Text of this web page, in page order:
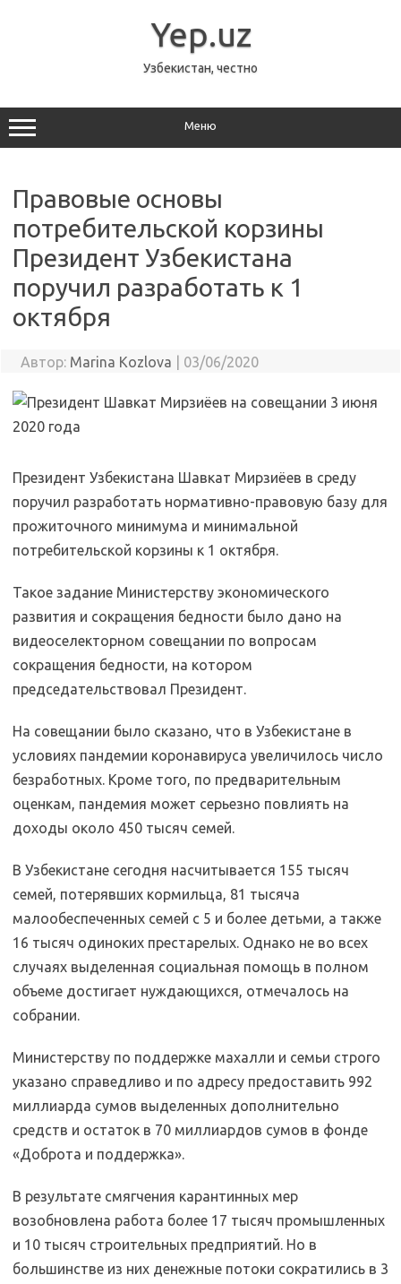
Yep.uz
Узбекистан, честно
Меню
Правовые основы
потребительской корзины
Президент Узбекистана
поручил разработать к 1
октября
Автор: Marina Kozlova 03/06/2020
Президент Узбекистана Шавкат Мирзиёев в среду
поручил разработать нормативно-правовую базу для
прожиточного минимума и минимальной
потребительской корзины к 1 октября.
Такое задание Министерству экономического
развития и сокращения бедности было дано на
видеоселекторном совещании по вопросам
сокращения бедности, на котором
председательствовал Президент.
На совещании было сказано, что в Узбекистане в
условиях пандемии коронавируса увеличилось число
безработных. Кроме того, по предварительным
оценкам, пандемия может серьезно повлиять на
доходы около 450 тысяч семей.
В Узбекистане сегодня насчитывается 155 тысяч
семей, потерявших кормильца, 81 тысяча
малообеспеченных семей с 5 и более детьми, а также
16 тысяч одиноких престарелых. Однако не во всех
случаях выделенная социальная помощь в полном
объеме достигает нуждающихся, отмечалось на
собрании.
Министерству по поддержке махалли и семьи строго
указано справедливо и по адресу предоставить 992
миллиарда сумов выделенных дополнительно
средств и остаток в 70 миллиардов сумов в фонде
«Доброта и поддержка».
В результате смягчения карантинных мер
возобновлена работа более 17 тысяч промышленных
и 10 тысяч строительных предприятий. Но в
большинстве из них денежные потоки сократились в 3